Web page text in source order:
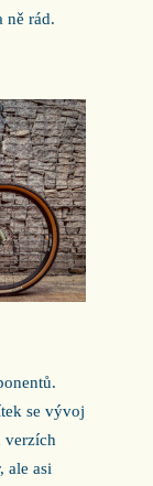
ně rád.
se vývoj
verzích
ale asi